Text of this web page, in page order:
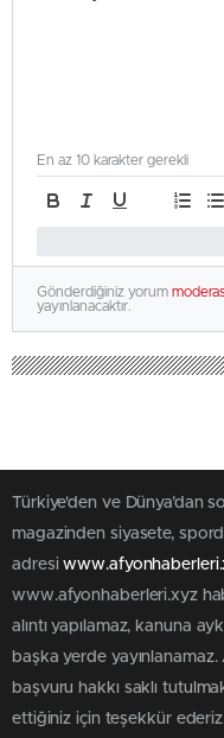
En az 10 karakter gerekli
Gönderdiğiniz yorum
yayınlanacaktır.
Türkiye'den ve Dünya’dan
magazinden siyasete,
adresi
www.afyonhaberleri.xyz
alıntı yapılamaz, kanuna
başka yerde yayınlanamaz.
başvuru hakkı saklı
ettiğiniz için teşekkür